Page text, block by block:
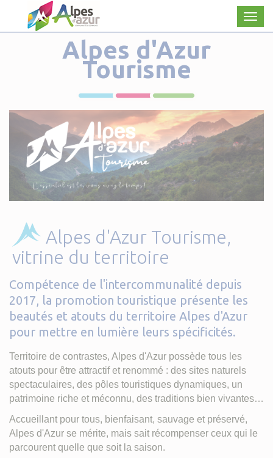
Alpes d'Azur
Tourisme
Alpes d'Azur Tourisme,
vitrine du territoire
Compétence de l'intercommunalité depuis
2017, la promotion touristique présente les
beautés et atouts du territoire Alpes d'Azur
pour mettre en lumière leurs spécificités.
Territoire de contrastes, Alpes d'Azur possède tous les
atouts pour être attractif et renommé : des sites naturels
spectaculaires, des pôles touristiques dynamiques, un
patrimoine riche et méconnu, des traditions bien vivantes…
Accueillant pour tous, bienfaisant, sauvage et préservé,
Alpes d'Azur se mérite, mais sait récompenser ceux qui le
parcourent quelle que soit la saison.
Panneau de gestion des cookies